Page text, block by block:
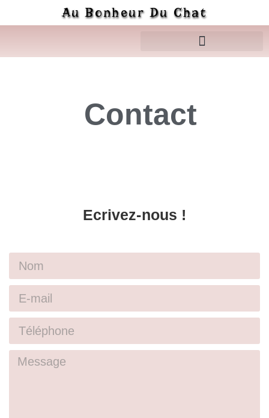
Au Bonheur Du Chat
Contact
Ecrivez-nous !